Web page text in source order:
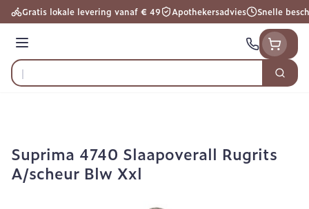
Ga naar de inhoud
Gratis lokale levering vanaf € 49 Apothekersadvies Snelle
Menu
Product, merk, categorie...
Zoek
Suprima 4740 Slaapoverall Rugrits
A/scheur Blw Xxl